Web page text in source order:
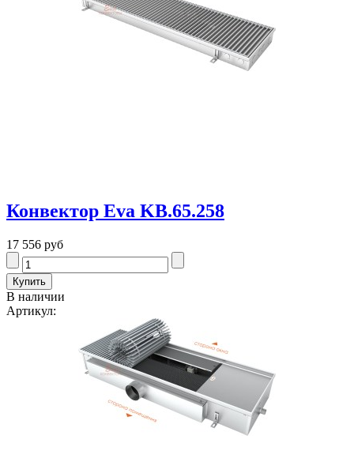
Конвектор Eva KB.65.258
17 556 руб
В наличии
Артикул: